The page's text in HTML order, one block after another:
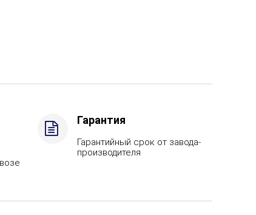
Гарантия
Гарантийный срок от завода-
производителя